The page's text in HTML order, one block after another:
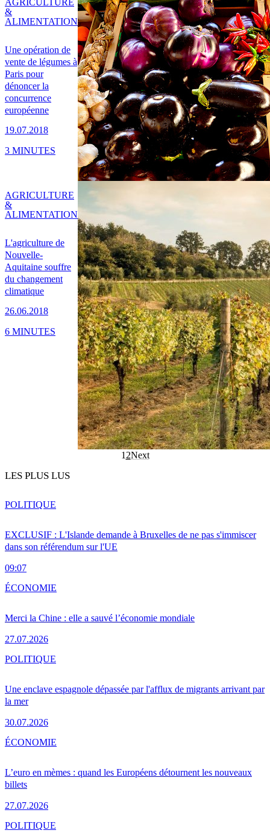
Une opération de
vente de légumes à
Paris pour
dénoncer la
concurrence
européenne
19.07.2018
AGRICULTURE
&
ALIMENTATION
3 MINUTES
L'agriculture de
Nouvelle-
Aquitaine souffre
du changement
climatique
26.06.2018
AGRICULTURE
&
ALIMENTATION
6 MINUTES
1 2Next
LES PLUS LUS
EXCLUSIF : L'Islande demande à Bruxelles de ne pas s'immiscer
dans son référendum sur l'UE
09:07
POLITIQUE
Merci la Chine : elle a sauvé l’économie mondiale
27.07.2026
ÉCONOMIE
Une enclave espagnole dépassée par l'afflux de migrants arrivant par
la mer
30.07.2026
POLITIQUE
L’euro en mèmes : quand les Européens détournent les nouveaux
billets
27.07.2026
ÉCONOMIE
POLITIQUE